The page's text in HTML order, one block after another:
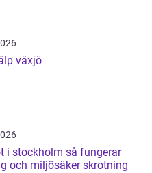
växjö
så fungerar
och miljösäker skrotning